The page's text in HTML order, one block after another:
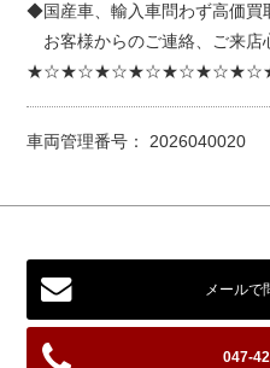
◆国産車、輸入車問わず高価買
お客様からのご連絡、ご来店
車両管理番号： 2026040020
メールで
047-